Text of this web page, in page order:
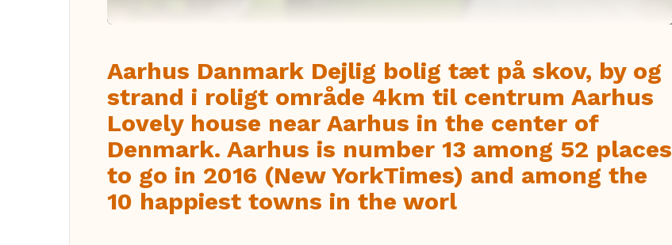
Aarhus Danmark Dejlig bolig tæt på skov, by og
strand i roligt område 4km til centrum Aarhus
Lovely house near Aarhus in the center of
Denmark. Aarhus is number 13 among 52 places
to go in 2016 (New YorkTimes) and among the
10 happiest towns in the worl